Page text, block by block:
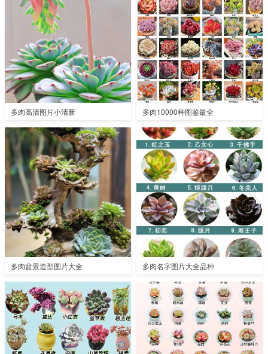
多肉高清图片小清新 多肉10000种图鉴最全
多肉盆景造型图片大全 多肉名字图片大全品种